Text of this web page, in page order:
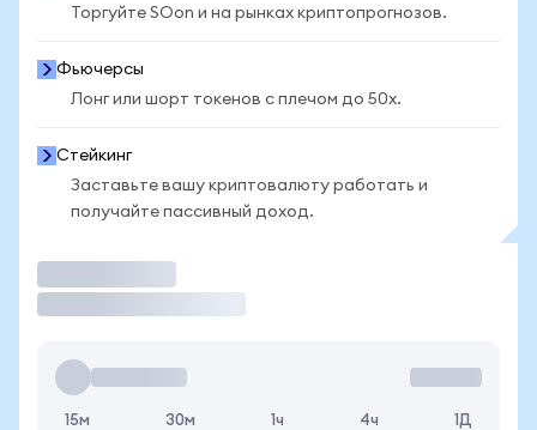
Торгуйте SOon и на рынках криптопрогнозов.
Фьючерсы
Лонг или шорт токенов с плечом до 50x.
Стейкинг
Заставьте вашу криптовалюту работать и
получайте пассивный доход.
15м 30м 1ч 4ч 1Д